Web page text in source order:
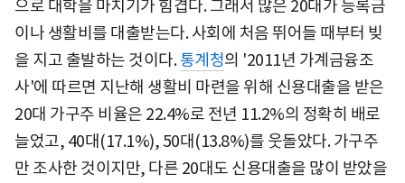
으로 대학을 마치기가 힘겹다. 그래서 많은 20대가 등록금
이나 생활비를 대출받는다. 사회에 처음 뛰어들 때부터 빚
을 지고 출발하는 것이다.통계청의 '2011년 가계금융조
사'에 따르면 지난해 생활비 마련을 위해 신용대출을 받은
20대 가구주 비율은 22.4%로 전년 11.2%의 정확히 배로
늘었고, 40대(17.1%), 50대(13.8%)를 웃돌았다. 가구주
만 조사한 것이지만, 다른 20대도 신용대출을 많이 받았을